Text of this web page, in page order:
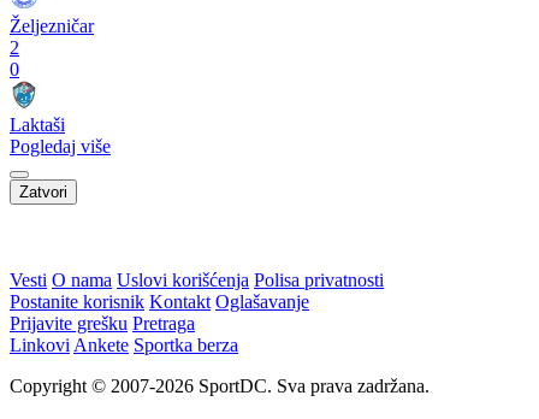
Željezničar
2
0
Laktaši
Pogledaj više
Zatvori
KRAJ | Borac svladao Velež
u utakmici koja je trajala
preko dva i pol sata
Kako je Gianni Infantino